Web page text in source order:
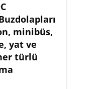
minibüs,
yat ve
türlü